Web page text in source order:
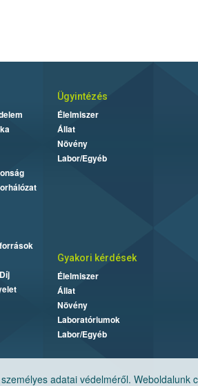
adatai védelméről. Weboldalunk
Ügyintézés
Élelmiszer
Állat
Növény
Labor/Egyéb
Gyakori kérdések
Élelmiszer
Állat
Növény
Laboratóriumok
Labor/Egyéb